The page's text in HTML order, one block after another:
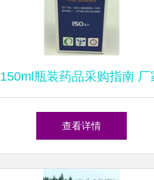
150ml瓶装药品采购指南 厂
供应、价格行情与批发采购
查看详情